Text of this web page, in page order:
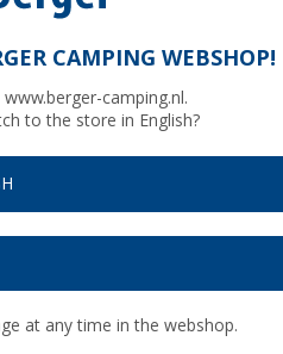
€
Prijzen
CAMPING WEBSHOP!
camping.nl.
to the store in English?
at any time in the webshop.